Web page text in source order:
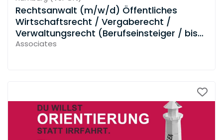
Rechtsanwalt (m/w/d) Öffentliches
Wirtschaftsrecht / Vergaberecht /
Verwaltungsrecht (Berufseinsteiger / bis
zu 3 Jahre Berufserfahrung)
Associates